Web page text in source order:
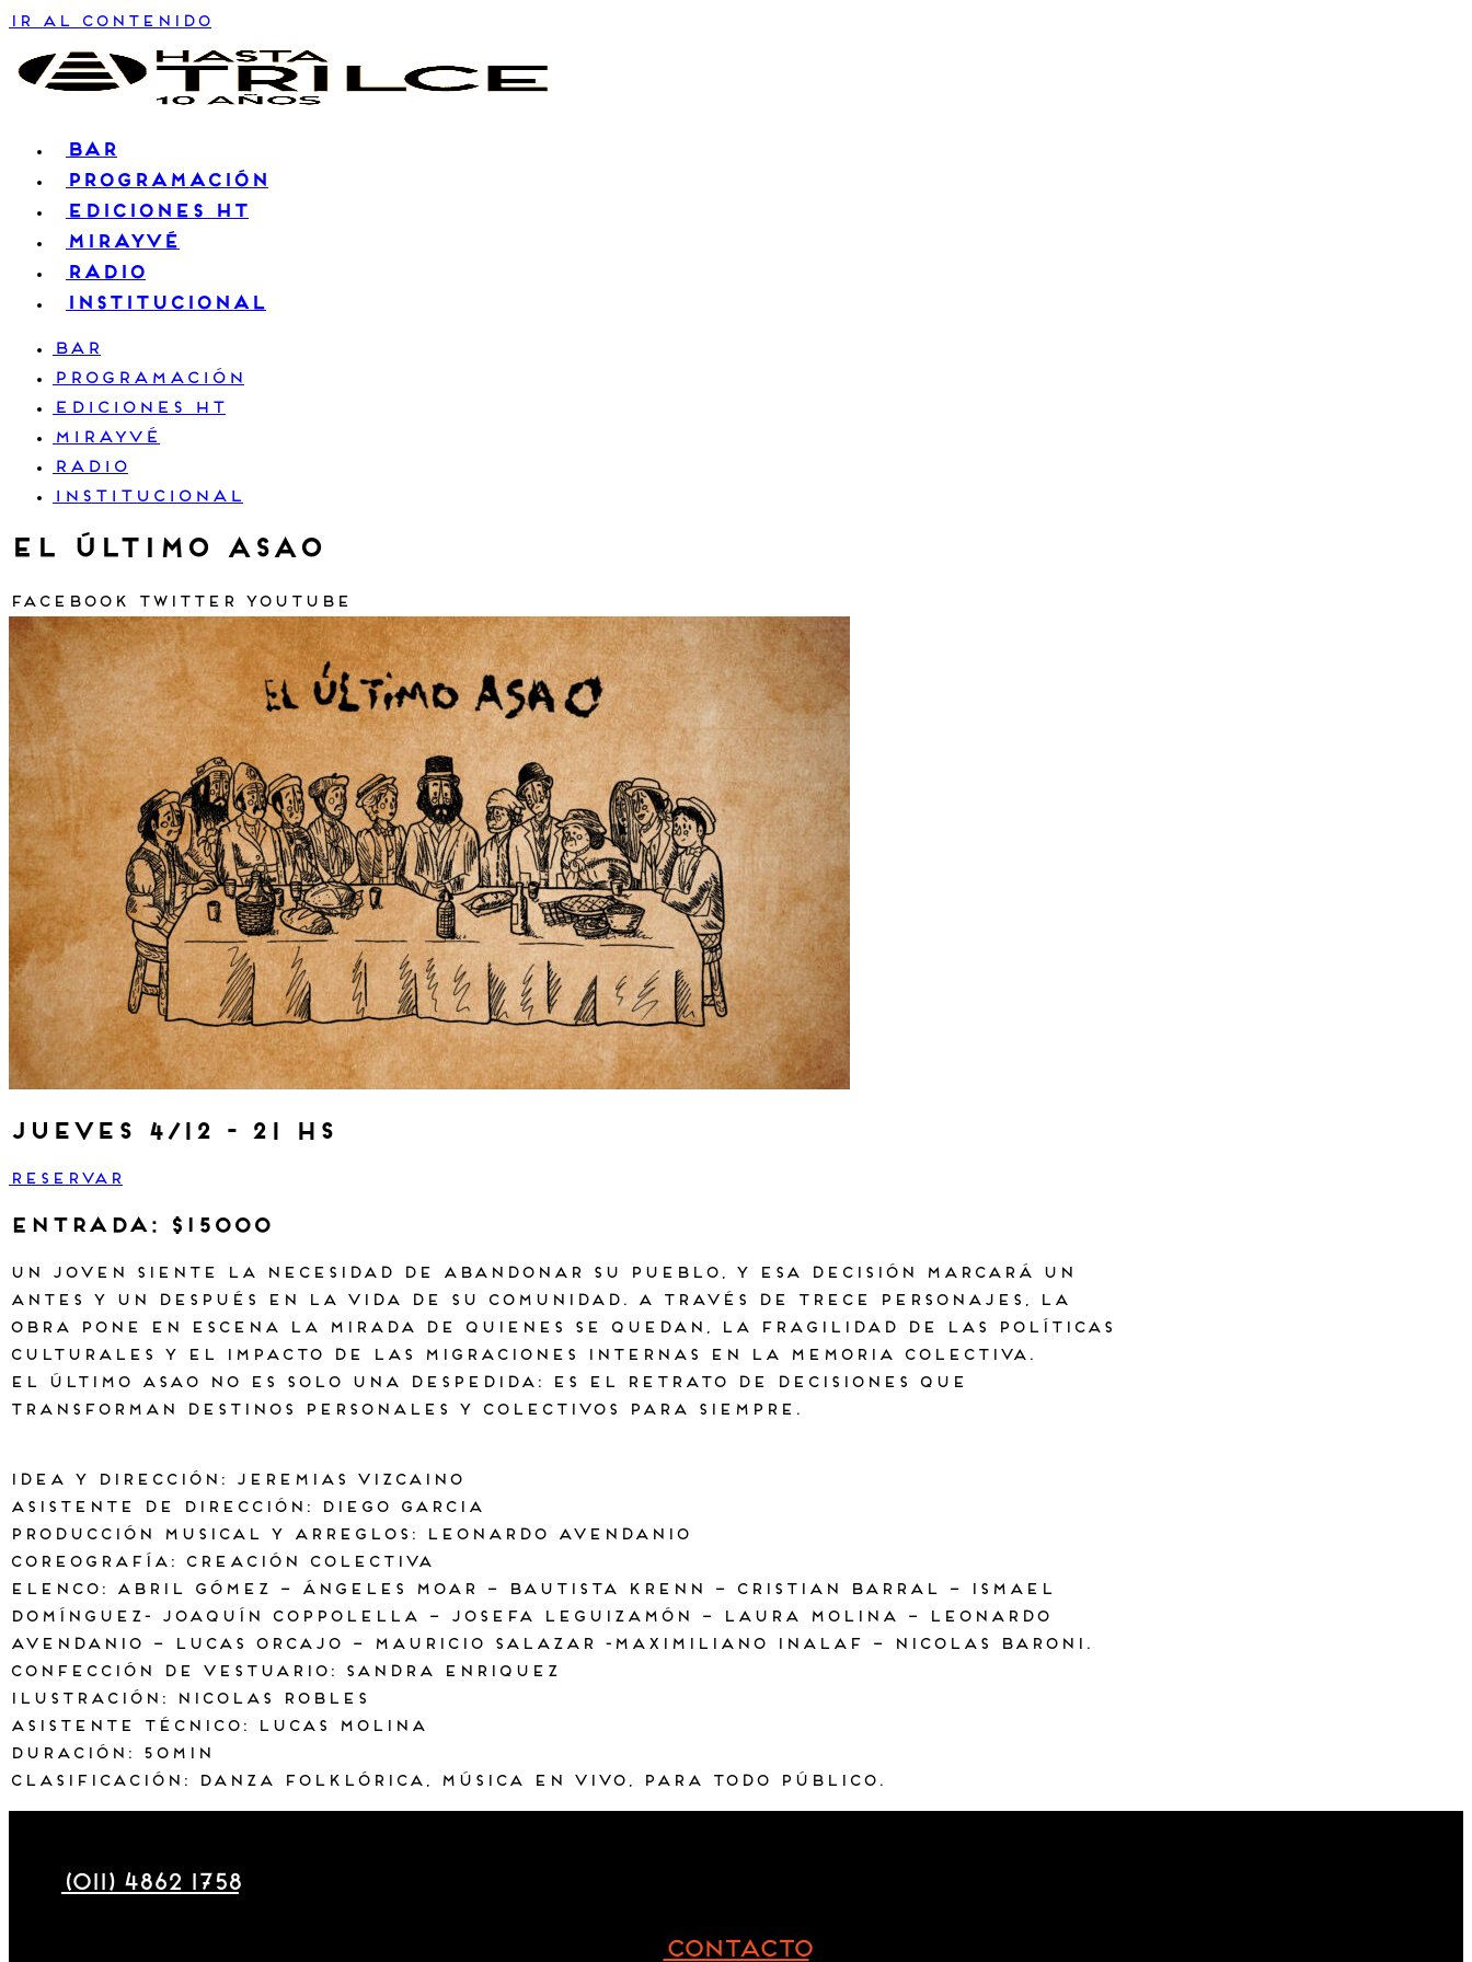
Ir al contenido
BAR
PROGRAMACIÓN
EDICIONES HT
MIRAYVÉ
RADIO
INSTITUCIONAL
BAR
PROGRAMACIÓN
EDICIONES HT
MIRAYVÉ
RADIO
INSTITUCIONAL
El Último Asao
Facebook Twitter Youtube
jueves 4/12 - 21 hs
RESERVAR
Entrada: $15000
Un joven siente la necesidad de abandonar su pueblo, y esa decisión marcará un
antes y un después en la vida de su comunidad. A través de trece personajes, la
obra pone en escena la mirada de quienes se quedan, la fragilidad de las políticas
culturales y el impacto de las migraciones internas en la memoria colectiva.
El Último Asao no es solo una despedida: es el retrato de decisiones que
transforman destinos personales y colectivos para siempre.
Idea y Dirección: Jeremias Vizcaino
Asistente de Dirección: Diego Garcia
Producción Musical y arreglos: Leonardo Avendanio
Coreografía: Creación colectiva
Elenco: Abril Gómez – Ángeles Moar – Bautista Krenn – Cristian Barral – Ismael
Domínguez- Joaquín Coppolella – Josefa Leguizamón – Laura Molina – Leonardo
Avendanio – Lucas Orcajo – Mauricio Salazar -Maximiliano Inalaf – Nicolas Baroni.
Confección de Vestuario: Sandra Enriquez
Ilustración: Nicolas Robles
Asistente técnico: Lucas Molina
Duración: 50min
Clasificación: Danza Folklórica, Música en vivo, para todo público.
(011) 4862 1758
CONTACTO